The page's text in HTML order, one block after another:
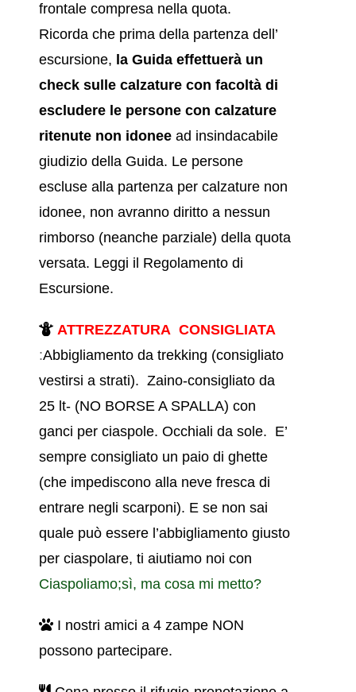
frontale compresa nella quota.
Ricorda che prima della partenza dell’
escursione, la Guida effettuerà un
check sulle calzature con facoltà di
escludere le persone con calzature
ritenute non idonee ad insindacabile
giudizio della Guida. Le persone
escluse alla partenza per calzature non
idonee, non avranno diritto a nessun
rimborso (neanche parziale) della quota
versata. Leggi il Regolamento di
Escursione.
ATTREZZATURA CONSIGLIATA
:Abbigliamento da trekking (consigliato
vestirsi a strati).Zaino-consigliato da
25 lt- (NO BORSE A SPALLA) con
ganci per ciaspole. Occhiali da sole. E’
sempre consigliato un paio di ghette
(che impediscono alla neve fresca di
entrare negli scarponi). E se non sai
quale può essere l’abbigliamento giusto
per ciaspolare, ti aiutiamo noi con
Ciaspoliamo;sì, ma cosa mi metto?
I nostri amici a 4 zampe NON
possono partecipare.